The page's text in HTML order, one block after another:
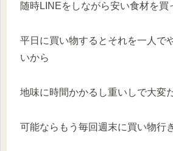
随時LINEをしながら安い食材を買
平日に買い物するとそれを一人で
いから
地味に時間かかるし重いしで大変
可能ならもう毎回週末に買い物行